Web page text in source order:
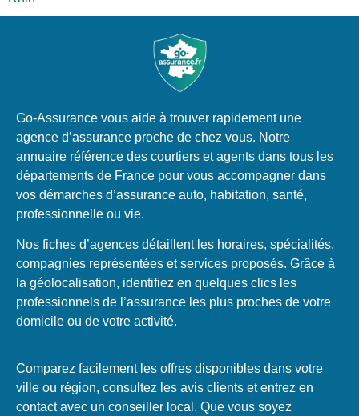
Go-Assurance vous aide à trouver rapidement une
agence d’assurance proche de chez vous. Notre
annuaire référence des courtiers et agents dans tous les
départements de France pour vous accompagner dans
vos démarches d’assurance auto, habitation, santé,
professionnelle ou vie.
Nos fiches d’agences détaillent les horaires, spécialités,
compagnies représentées et services proposés. Grâce à
la géolocalisation, identifiez en quelques clics les
professionnels de l’assurance les plus proches de votre
domicile ou de votre activité.
Comparez facilement les offres disponibles dans votre
ville ou région, consultez les avis clients et entrez en
contact avec un conseiller local. Que vous soyez